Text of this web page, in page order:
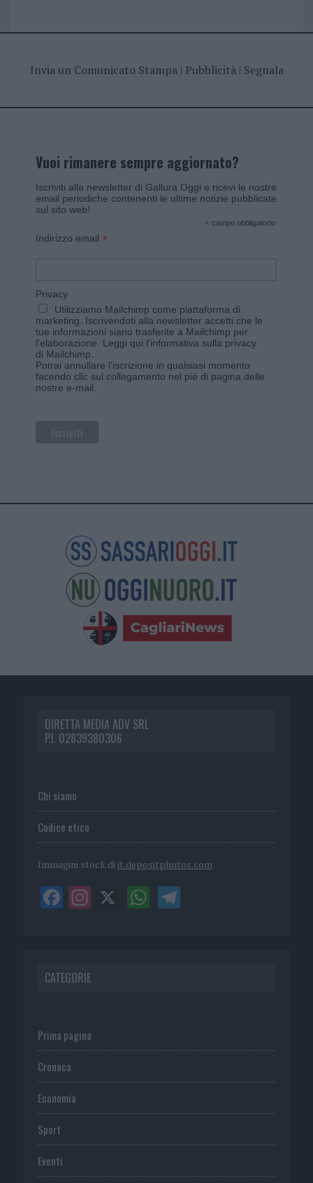
Invia un Comunicato Stampa| Pubblicità| Segnala
Vuoi rimanere sempre aggiornato?
Iscriviti alla newsletter di Gallura Oggi e ricevi le nostre
email periodiche contenenti le ultime notizie pubblicate
sul sito web!
* campo obbligatorio
Indirizzo email *
Privacy
Utilizziamo Mailchimp come piattaforma di
marketing. Iscrivendoti alla newsletter accetti che le
tue informazioni siano trasferite a Mailchimp per
l'elaborazione. Leggi qui l'informativa sulla privacy
di Mailchimp
Potrai annullare l'iscrizione in qualsiasi momento
facendo clic sul collegamento nel piè di pagina delle
nostre e-mail.
DIRETTA MEDIA ADV SRL
P.I. 02839380306
Chi siamo
Codice etico
Immagini stock di it.depositphotos.com
CATEGORIE
Prima pagina
Cronaca
Economia
Sport
Eventi